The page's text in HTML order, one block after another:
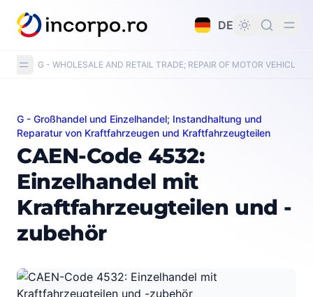
springen
DE
G - WHOLESALE AND RETAIL TRADE; REPAIR OF MOTOR VEHICLES
CAEN-Code 4532: Einzelhandel mit
G - Großhandel und Einzelhandel; Instandhaltung und
Reparatur von Kraftfahrzeugen und Kraftfahrzeugteilen
CAEN-Code 4532:
Einzelhandel mit
Kraftfahrzeugteilen und -
zubehör